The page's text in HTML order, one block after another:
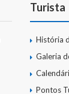
Turista
História
Galeria
Pontos